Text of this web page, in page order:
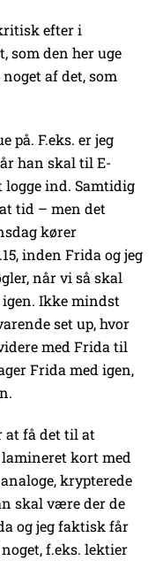
efter i
som den her uge
af det, som
på. F.eks. er jeg
han skal til E-
logge ind. Samtidig
tid – men det
kører
inden Frida og jeg
når vi så skal
igen. Ikke mindst
set up, hvor
med Frida til
Frida med igen,
få det til at
kort med
krypterede
skal være der de
og jeg faktisk får
f.eks. lektier